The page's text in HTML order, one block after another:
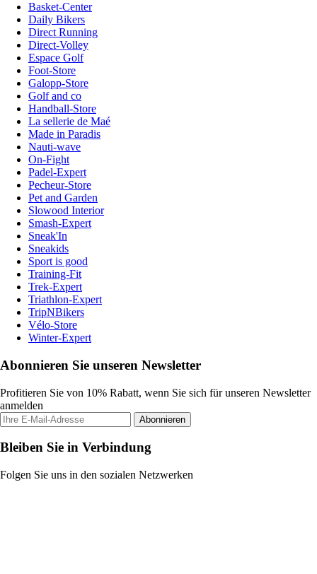
Basket-Center
Daily Bikers
Direct Running
Direct-Volley
Espace Golf
Foot-Store
Galopp-Store
Golf and co
Handball-Store
La sellerie de Maé
Made in Paradis
Nauti-wave
On-Fight
Padel-Expert
Pecheur-Store
Pet and Garden
Slowood Interior
Smash-Expert
Sneak'In
Sneakids
Sport is good
Training-Fit
Trek-Expert
Triathlon-Expert
TripNBikers
Vélo-Store
Winter-Expert
Abonnieren Sie unseren Newsletter
Profitieren Sie von 10% Rabatt, wenn Sie sich für unseren Newsletter
anmelden
Abonnieren
Bleiben Sie in Verbindung
Folgen Sie uns in den sozialen Netzwerken